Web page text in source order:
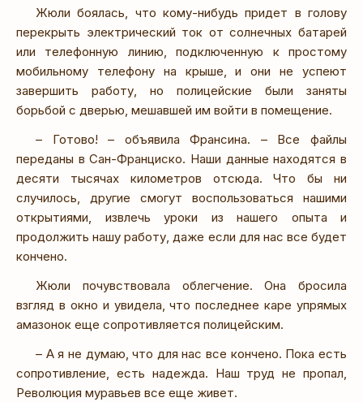
Жюли боялась, что кому-нибудь придет в голову
перекрыть электрический ток от солнечных батарей
или телефонную линию, подключенную к простому
мобильному телефону на крыше, и они не успеют
завершить работу, но полицейские были заняты
борьбой с дверью, мешавшей им войти в помещение.
– Готово! – объявила Франсина. – Все файлы
переданы в Сан-Франциско. Наши данные находятся в
десяти тысячах километров отсюда. Что бы ни
случилось, другие смогут воспользоваться нашими
открытиями, извлечь уроки из нашего опыта и
продолжить нашу работу, даже если для нас все будет
кончено.
Жюли почувствовала облегчение. Она бросила
взгляд в окно и увидела, что последнее каре упрямых
амазонок еще сопротивляется полицейским.
– А я не думаю, что для нас все кончено. Пока есть
сопротивление, есть надежда. Наш труд не пропал,
Революция муравьев все еще живет.